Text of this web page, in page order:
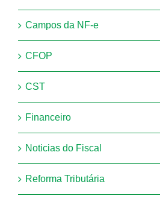
Campos da NF-e
CFOP
CST
Financeiro
Noticias do Fiscal
Reforma Tributária